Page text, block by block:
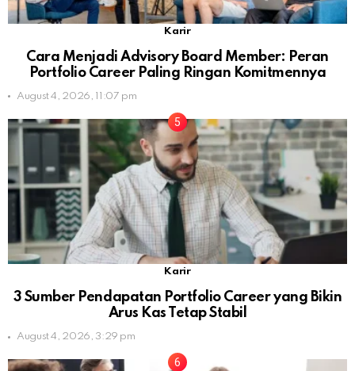
Karir
Cara Menjadi Advisory Board Member: Peran
Portfolio Career Paling Ringan Komitmennya
August 4, 2026, 11:07 pm
Karir
3 Sumber Pendapatan Portfolio Career yang Bikin
Arus Kas Tetap Stabil
August 4, 2026, 3:29 pm